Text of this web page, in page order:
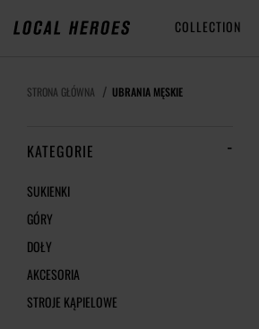
COLLECTION
STRONA GŁÓWNA UBRANIA MĘSKIE
KATEGORIE
SUKIENKI
GÓRY
DOŁY
AKCESORIA
STROJE KĄPIELOWE